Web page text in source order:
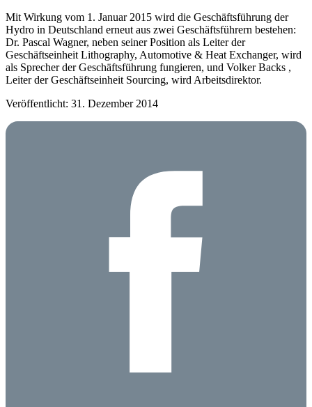
Mit Wirkung vom 1. Januar 2015 wird die Geschäftsführung der
Hydro in Deutschland erneut aus zwei Geschäftsführern bestehen:
Dr. Pascal Wagner, neben seiner Position als Leiter der
Geschäftseinheit Lithography, Automotive & Heat Exchanger, wird
als Sprecher der Geschäftsführung fungieren, und Volker Backs ,
Leiter der Geschäftseinheit Sourcing, wird Arbeitsdirektor.
Veröffentlicht: 31. Dezember 2014